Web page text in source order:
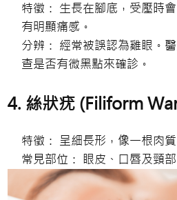
特徵： 生長在腳底，受壓時
有明顯痛感。
分辨： 經常被誤認為雞眼。
查是否有微黑點來確診。
4. 絲狀疣 (Filiform
特徵： 呈細長形，像一根肉
常見部位： 眼皮、口唇及頸